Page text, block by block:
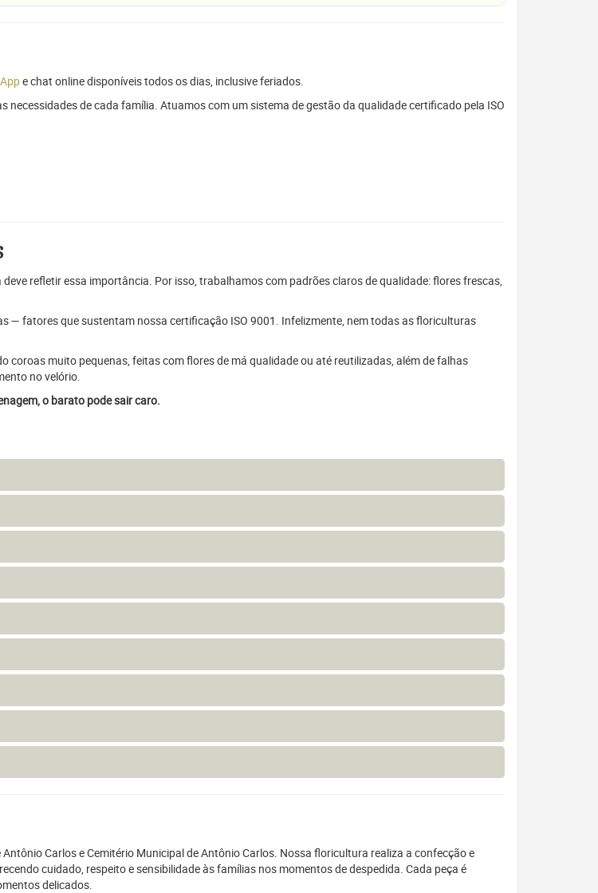
e chat online disponíveis todos os dias, inclusive feriados.
de cada família. Atuamos com um sistema de gestão da qualidade certificado pela ISO
refletir essa importância. Por isso, trabalhamos com padrões claros de qualidade: flores frescas,
— fatores que sustentam nossa certificação ISO 9001. Infelizmente, nem todas as floriculturas
coroas muito pequenas, feitas com flores de má qualidade ou até reutilizadas, além de falhas
no velório.
o barato pode sair caro.
Carlos e Cemitério Municipal de Antônio Carlos. Nossa floricultura realiza a confecção e
cuidado, respeito e sensibilidade às famílias nos momentos de despedida. Cada peça é
delicados.